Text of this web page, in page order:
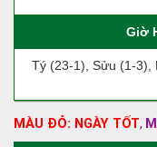
Giờ
Tý (23-1), Sửu (1-3),
MÀU ĐỎ: NGÀY TỐT,